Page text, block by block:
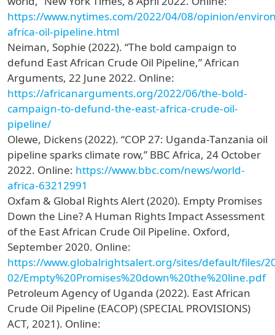
https://www.nytimes.com/2022/04/08/opinion/
africa-oil-pipeline.html
Neiman, Sophie (2022). “The bold campaign to
defund East African Crude Oil Pipeline,” African
Arguments, 22 June 2022. Online:
https://africanarguments.org/2022/06/the-bold-
campaign-to-defund-the-east-africa-crude-oil-
pipeline/
Olewe, Dickens (2022). “COP 27: Uganda-Tanzania oil
pipeline sparks climate row,” BBC Africa, 24 October
2022. Online: https://www.bbc.com/news/world-
africa-63212991
Oxfam & Global Rights Alert (2020). Empty Promises
Down the Line? A Human Rights Impact Assessment
of the East African Crude Oil Pipeline. Oxford,
September 2020. Online:
https://www.globalrightsalert.org/sites/default/files/
02/Empty%20Promises%20down%20the%20line.pdf
Petroleum Agency of Uganda (2022). East African
Crude Oil Pipeline (EACOP) (SPECIAL PROVISIONS)
ACT, 2021). Online: